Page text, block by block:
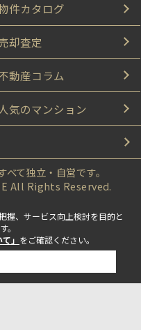
件カタログ
却査定
動産コラム
人気のマンション
て独立・自営です。
All Rights Reserved.
握、サービス向上検討を目的と
。
」 をご確認ください。